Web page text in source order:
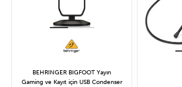
BEHRINGER BIGFOOT Yayın
Gaming ve Kayıt için USB Condenser